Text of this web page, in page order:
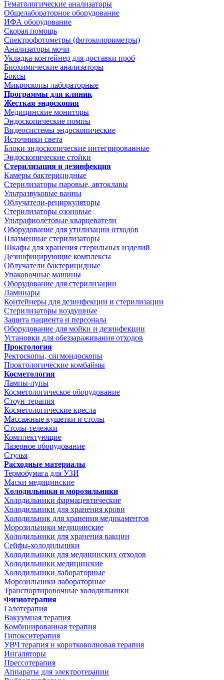
Гематологические анализаторы
Общелабораторное оборудование
ИФА оборудование
Скорая помощь
Спектрофотометры (фотоколориметры)
Анализаторы мочи
Укладка-контейнер для доставки проб
Биохимические анализаторы
Боксы
Микроскопы лабораторные
Программы для клиник
Жесткая эндоскопия
Медицинские мониторы
Эндоскопические помпы
Видеосистемы эндоскопические
Источники света
Блоки эндоскопические интегрированные
Эндоскопические стойки
Стерилизация и дезинфекция
Камеры бактерицидные
Стерилизаторы паровые, автоклавы
Ультразвуковые ванны
Облучатели-рециркуляторы
Стерилизаторы озоновые
Ультрафиолетовые кварцеватели
Оборудование для утилизации отходов
Плазменные стерилизаторы
Шкафы для хранения стерильных изделий
Дезинфицирующие комплексы
Облучатели бактерицидные
Упаковочные машины
Оборудование для стерилизации
Ламинары
Контейнеры для дезинфекции и стерилизации
Стерилизаторы воздушные
Защита пациента и персонала
Оборудование для мойки и дезинфекции
Установки для обеззараживания отходов
Проктология
Ректоскопы, сигмоидоскопы
Проктологические комбайны
Косметология
Лампы-лупы
Косметологическое оборудование
Стоун-терапия
Косметологические кресла
Массажные кушетки и столы
Столы-тележки
Комплектующие
Лазерное оборудование
Стулья
Расходные материалы
Термобумага для УЗИ
Маски медицинские
Холодильники и морозильники
Холодильники фармацевтические
Холодильники для хранения крови
Холодильник для хранения медикаментов
Морозильники медицинские
Холодильники для хранения вакцин
Сейфы-холодильники
Холодильники для медицинских отходов
Холодильники медицинские
Холодильники лабораторные
Морозильники лабораторные
Транспортировочные холодильники
Физиотерапия
Галотерапия
Вакуумная терапия
Комбинированная терапия
Гипокситерапия
УВЧ терапия и коротковолновая терапия
Ингаляторы
Прессотерапия
Аппараты для электротерапии